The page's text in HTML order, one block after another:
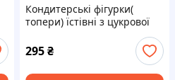
Кондитерські фігурки(
топери) їстівні з цукрової
Minecrap"(Майнкрафт)
295₴